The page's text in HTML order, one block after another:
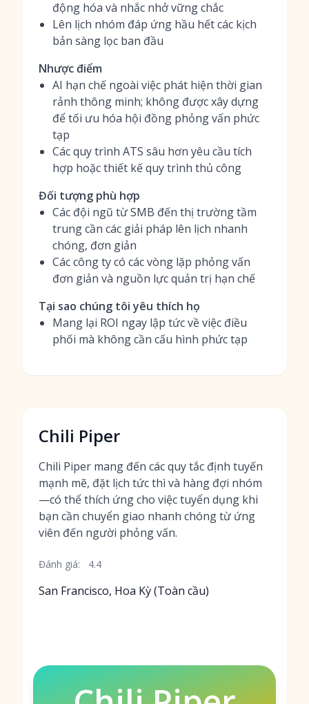
động hóa và nhắc nhở vững chắc
Lên lịch nhóm đáp ứng hầu hết các kịch
bản sàng lọc ban đầu
Nhược điểm
AI hạn chế ngoài việc phát hiện thời gian
rảnh thông minh; không được xây dựng
để tối ưu hóa hội đồng phỏng vấn phức
tạp
Các quy trình ATS sâu hơn yêu cầu tích
hợp hoặc thiết kế quy trình thủ công
Đối tượng phù hợp
Các đội ngũ từ SMB đến thị trường tầm
trung cần các giải pháp lên lịch nhanh
chóng, đơn giản
Các công ty có các vòng lặp phỏng vấn
đơn giản và nguồn lực quản trị hạn chế
Tại sao chúng tôi yêu thích họ
Mang lại ROI ngay lập tức về việc điều
phối mà không cần cấu hình phức tạp
Chili Piper
Chili Piper mang đến các quy tắc định tuyến
mạnh mẽ, đặt lịch tức thì và hàng đợi nhóm
—có thể thích ứng cho việc tuyển dụng khi
bạn cần chuyển giao nhanh chóng từ ứng
viên đến người phỏng vấn.
Đánh giá: 4.4
San Francisco, Hoa Kỳ (Toàn cầu)